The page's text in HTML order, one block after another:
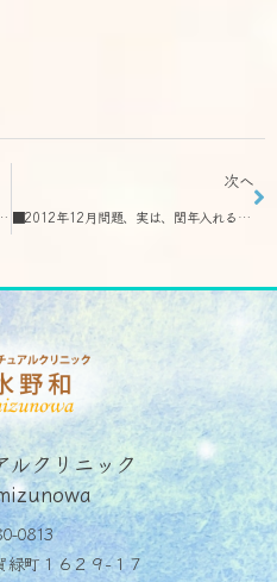
に立つ」ってどんなこと？
次へ
■2012年12月問題、実は、閏年入れると、今年9月3日だった！？(・.・;)
ルクリニック
0813
町１６２９−１７